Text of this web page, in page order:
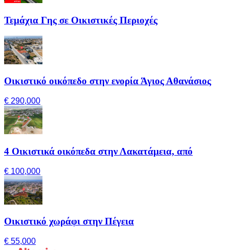
Τεμάχια Γης σε Οικιστικές Περιοχές
Οικιστικό οικόπεδο στην ενορία Άγιος Αθανάσιος
€ 290,000
4 Οικιστικά οικόπεδα στην Λακατάμεια, από
€ 100,000
Οικιστικό χωράφι στην Πέγεια
€ 55,000